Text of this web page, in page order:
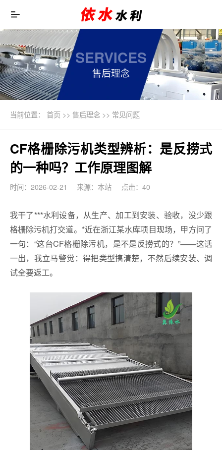
SERVICES
售后理念
当前位置： 首页>> 售后理念>> 常见问题
CF格栅除污机类型辨析：是反捞式
的一种吗？工作原理图解
时间：2026-02-21 来源：本站 点击：40
我干了***水利设备，从生产、加工到安装、验收，没少跟
格栅除污机打交道。*近在浙江某水库项目现场，甲方问了
一句：“这台CF格栅除污机，是不是反捞式的？”——这话
一出，我立马警觉：得把类型搞清楚，不然后续安装、调
试全要返工。